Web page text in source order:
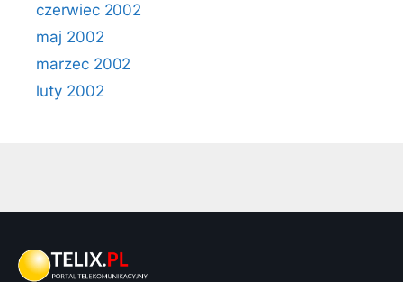
czerwiec 2002
maj 2002
marzec 2002
luty 2002